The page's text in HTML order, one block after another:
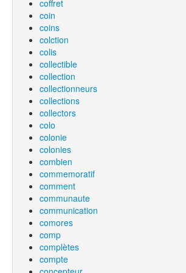
coffret
coin
coins
colction
colis
collectible
collection
collectionneurs
collections
collectors
colo
colonie
colonies
combien
commemoratif
comment
communaute
communication
comores
comp
complètes
compte